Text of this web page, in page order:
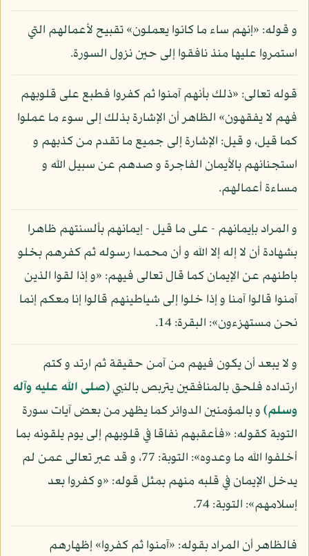
و قوله: «إنهم ساء ما كانوا يعملون» تقبيح لأعمالهم التي
استمروا عليها منذ نافقوا إلى حين نزول السورة.
قوله تعالى: «ذلك بأنهم آمنوا ثم كفروا فطبع على قلوبهم
فهم لا يفقهون» الظاهر أن الإشارة بذلك إلى سوء ما عملوا
كما قيل، و قيل: الإشارة إلى جميع ما تقدم من كذبهم و
استجنانهم بالأيمان الفاجرة و صدهم عن سبيل الله و
مساءة أعمالهم.
و المراد بإيمانهم - على ما قيل - إيمانهم بألسنتهم ظاهرا
بشهادة أن لا إله إلا الله و أن محمدا رسوله ثم كفرهم بخلو
باطنهم عن الإيمان كما قال تعالى فيهم: «و إذا لقوا الذين
آمنوا قالوا آمنا و إذا خلوا إلى شياطينهم قالوا إنا معكم إنما
نحن مستهزءون»: البقرة: 14.
و لا يبعد أن يكون فيهم من آمن حقيقة ثم ارتد و كتم
ارتداده فلحق بالمنافقين يتربص بالنبي(صلى الله عليه وآله
وسلم)و بالمؤمنين الدوائر كما يظهر من بعض آيات سورة
التوبة كقوله: «فأعقبهم نفاقا في قلوبهم إلى يوم يلقونه بما
أخلفوا الله ما وعدوه»: التوبة: 77، و قد عبر تعالى عمن لم
يدخل الإيمان في قلبه منهم بمثل قوله: «و كفروا بعد
إسلامهم»: التوبة: 74.
فالظاهر أن المراد بقوله: «آمنوا ثم كفروا» إظهارهم